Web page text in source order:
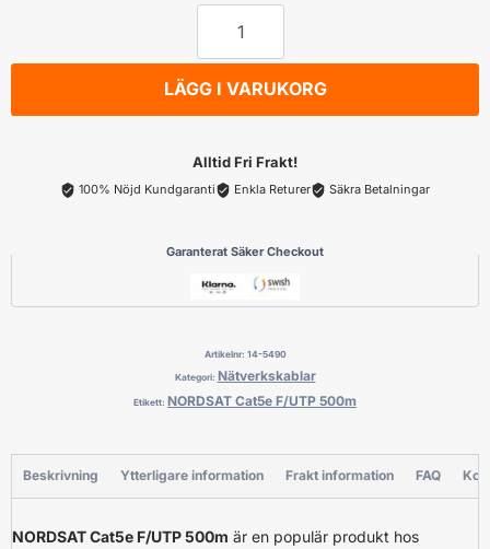
Cat5e
500m
LÄGG I VARUKORG
Alltid Fri Frakt!
100% Nöjd Kundgaranti Enkla Returer Säkra Betalningar
Garanterat Säker Checkout
Artikelnr: 14-5490
Kategori: Nätverkskablar
Etikett: NORDSAT Cat5e F/UTP 500m
Beskrivning Ytterligare information Frakt information FAQ
NORDSAT Cat5e F/UTP 500m är en populär produkt hos